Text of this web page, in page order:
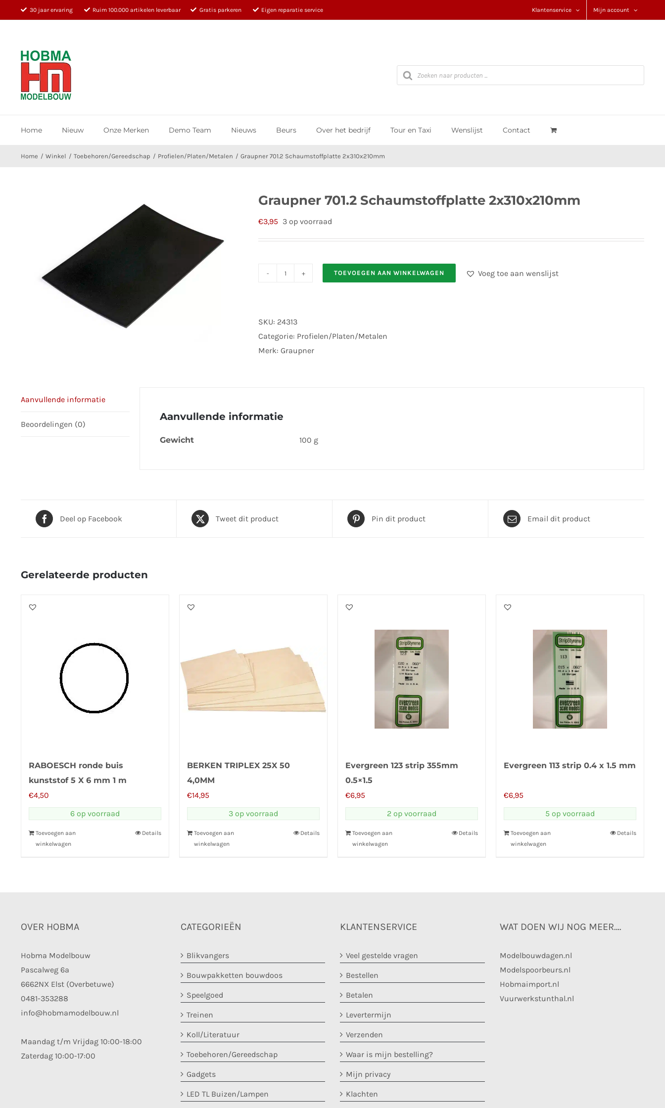
naar
30 jaar ervaring Ruim 100.000 artikelen leverbaar Gratis parkeren Eigen reparatie service Klantenservice Mijn account
Producten
zoeken
Home Nieuw Onze Merken Demo Team Nieuws Beurs Over het bedrijf Tour en Taxi Wenslijst Contact
Home Winkel Toebehoren/Gereedschap Profielen/Platen/Metalen Graupner 701.2 Schaumstoffplatte 2x310x210mm
Graupner 701.2 Schaumstoffplatte 2x310x210mm
€3,95 3 op voorraad
2x310x210mm
aantal
TOEVOEGEN AAN WINKELWAGEN Voeg toe aan wenslijst
SKU: 24313
Categorie: Profielen/Platen/Metalen
Merk: Graupner
Aanvullende informatie
Beoordelingen (0)
Aanvullende informatie
Gewicht 100 g
Deel op Facebook Tweet dit product Pin dit product Email dit product
Gerelateerde producten
RABOESCH ronde buis
kunststof 5 X 6 mm 1 m
€4,50
6 op voorraad
Toevoegen aan
winkelwagen
Details
BERKEN TRIPLEX 25X 50
4,0MM
€14,95
3 op voorraad
Toevoegen aan
winkelwagen
Details
Evergreen 123 strip 355mm
0.5×1.5
€6,95
2 op voorraad
Toevoegen aan
winkelwagen
Details
Evergreen 113 strip 0.4 x 1.5 mm
€6,95
5 op voorraad
Toevoegen aan
winkelwagen
Details
OVER HOBMA
Hobma Modelbouw
Pascalweg 6a
6662NX Elst (Overbetuwe)
0481-353288
info@hobmamodelbouw.nl
Maandag t/m Vrijdag 10:00-18:00
Zaterdag 10:00-17:00
CATEGORIEËN
Blikvangers
Bouwpakketten bouwdoos
Speelgoed
Treinen
Koll/Literatuur
Toebehoren/Gereedschap
Gadgets
LED TL Buizen/Lampen
KLANTENSERVICE
Veel gestelde vragen
Bestellen
Betalen
Levertermijn
Verzenden
Waar is mijn bestelling?
Mijn privacy
Klachten
WAT DOEN WIJ NOG MEER….
Modelbouwdagen.nl
Modelspoorbeurs.nl
Hobmaimport.nl
Vuurwerkstunthal.nl